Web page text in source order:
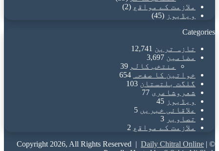
ملازمت کے مواقع (2)
ویڈیوز (45)
Categories
تازہ ترین 12,741
مضامین 3,697
منتخب کالم 39
خواتین کا صفحہ
654
گلگت بلتستان 103
شعروشاعری 77
ویڈیوز 45
علاقائی خبریں 5
تصاویر 3
ملازمت کے مواقع 2
© Copyright 2026, All Rights Reserved |
Daily Chitral Online |